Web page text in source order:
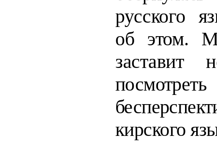
рус­ского
об этом.
заставит
кирского